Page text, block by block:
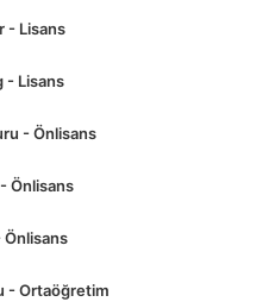
- Lisans
- Lisans
- Önlisans
Önlisans
- Ortaöğretim